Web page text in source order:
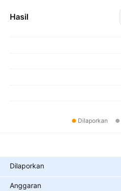
Hasil
Dilaporkan
Dilaporkan
Anggaran